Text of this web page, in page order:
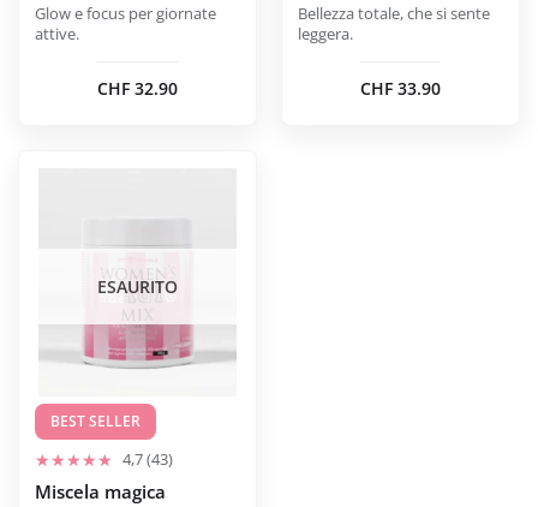
Glow e focus per giornate
attive.
CHF 32.90
Bellezza totale, che si sente
leggera.
CHF 33.90
ESAURITO
BEST SELLER
4,7 (43)
Miscela magica
possono
scelte
nella
pagina
del